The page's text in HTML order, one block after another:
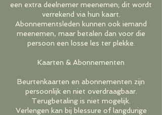
een extra deelnemer meenemen; dit wordt
verrekend via hun kaart.
Abonnementsleden kunnen ook iemand
meenemen, maar betalen dan voor die
persoon een losse les ter plekke.
Kaarten & Abonnementen
Beurtenkaarten en abonnementen zijn
persoonlijk en niet overdraagbaar.
Terugbetaling is niet mogelijk.
Verlengen kan bij blessure of langdurige